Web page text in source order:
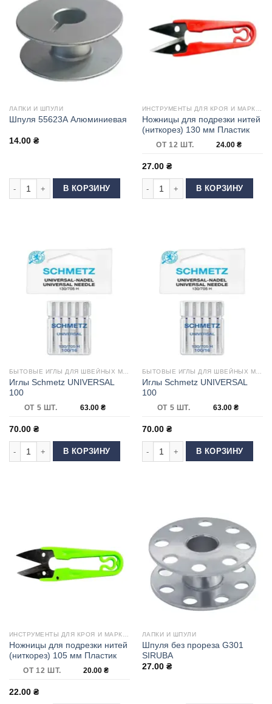
ЛАПКИ И ШПУЛИ
Шпуля 55623А Алюминиевая
14.00 ₴
Количество товара Шпуля 55623А Алюминиевая
В КОРЗИНУ
Ножницы для подрезки нитей
(ниткорез) 130 мм Пластик
ОТ 12 ШТ. 24.00 ₴
27.00 ₴
Количество товара Ножницы для
В КОРЗИНУ
Иглы Schmetz UNIVERSAL
100
ОТ 5 ШТ. 63.00 ₴
70.00 ₴
Количество товара Иглы Schmetz UNIVERSAL 100
В КОРЗИНУ
Иглы Schmetz UNIVERSAL
100
ОТ 5 ШТ. 63.00 ₴
70.00 ₴
Количество товара Иглы Schmetz
В КОРЗИНУ
ИНСТРУМЕНТЫ ДЛЯ КРОЯ И МАРКИРОВКИ
Ножницы для подрезки нитей
(ниткорез) 105 мм Пластик
ОТ 12 ШТ. 20.00 ₴
22.00 ₴
ЛАПКИ И ШПУЛИ
Шпуля без прореза G301
SIRUBA
27.00 ₴